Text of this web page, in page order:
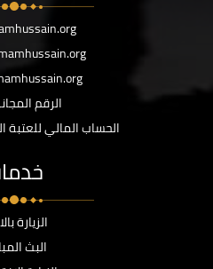
الرقم
الحساب المالي
الزيارة
البث